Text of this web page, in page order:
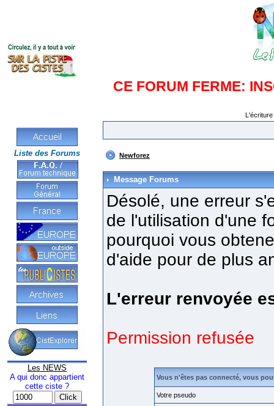
CE FORUM FERME:
Liste des Forums
Les NEWS
A qui donc appartient
cette ciste ?
Newforez
Message Forums
Désolé, une erreur
de l'utilisation d'une
pourquoi vous
d'aide pour de plus
L'erreur renvoyée
Permission refusée
Vous n'êtes pas connecté, vous
Votre pseudo